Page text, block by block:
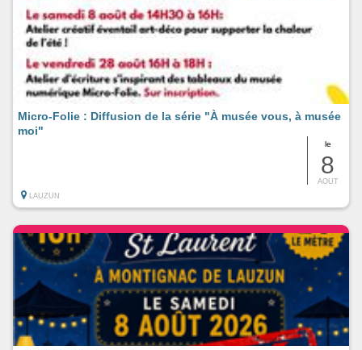
le
8
AOUT
Micro-Folie : Diffusion de la série "À musée vous, à musée
moi"
LAUZUN